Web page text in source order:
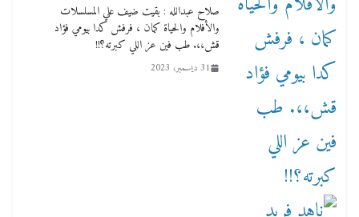
صلاح عبدالله : بقيت ضيف علي المسلسلات
والأفلام والحياة كمان ، فرفش كدا بيومي فؤاد
قش،،. طب فين عز اللي كبرته؟!!
31 ديسمبر، 2023